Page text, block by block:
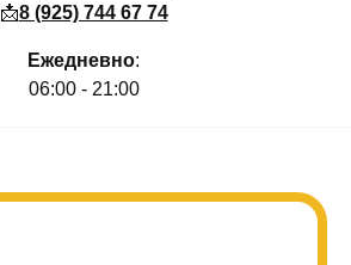
📩8 (925) 744 67 74
Ежедневно:
06:00 - 21:00